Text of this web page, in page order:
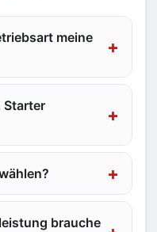
meine
Starter
brauche